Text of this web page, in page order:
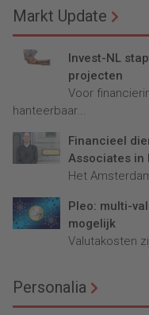
Markt Update
Invest-NL
projecten
Voor
hanteerbaar...
Financieel
Associates in
Het
Pleo: multi-
mogelijk
Valutakosten
Personalia